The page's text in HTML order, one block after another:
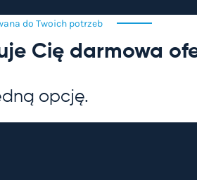
do Twoich potrzeb
Cię darmowa
opcję.